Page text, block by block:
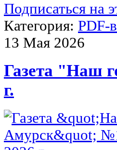
Подписаться на
Категория: PDF-
13 Мая 2026
Газета "Наш
г.